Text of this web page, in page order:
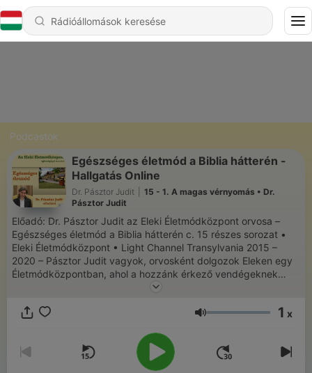
Podcastok
Egészséges életmód a Biblia hátterén -
Hallgatás Online
Dr. Pásztor Judit
15 - 1. A magas vérnyomás • Dr.
Pásztor Judit
Előadó: Dr. Pásztor Judit az Eleki Életmódközpont orvosa –
Egészséges életmód a Biblia hátterén c. 15 részes sorozat •
Eleki Életmódközpont • Light Channel Transylvania 2015 –
2020 – Pásztor Judit vagyok, orvosként dolgozok Eleken egy
Életmódközpontban, ahol a hozzánk érkező vendégeknek
elsősorban az életmód változtatásban segítünk, nagy
étrendre.Munkatársainkkal előadásokat, főzőköröket is tartunk
egészségük érdekében. Elérhetőség:
elekivendeghaz@gmail.com•www.elekieletmodkozpont.hu
Hangerő 1 x